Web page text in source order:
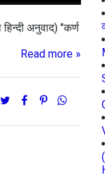
अनुवाद) "कर्ण
Read more »